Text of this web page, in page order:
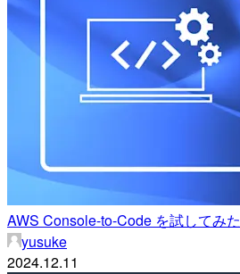
AWS Console-to-Code を試してみた
yusuke
2024.12.11